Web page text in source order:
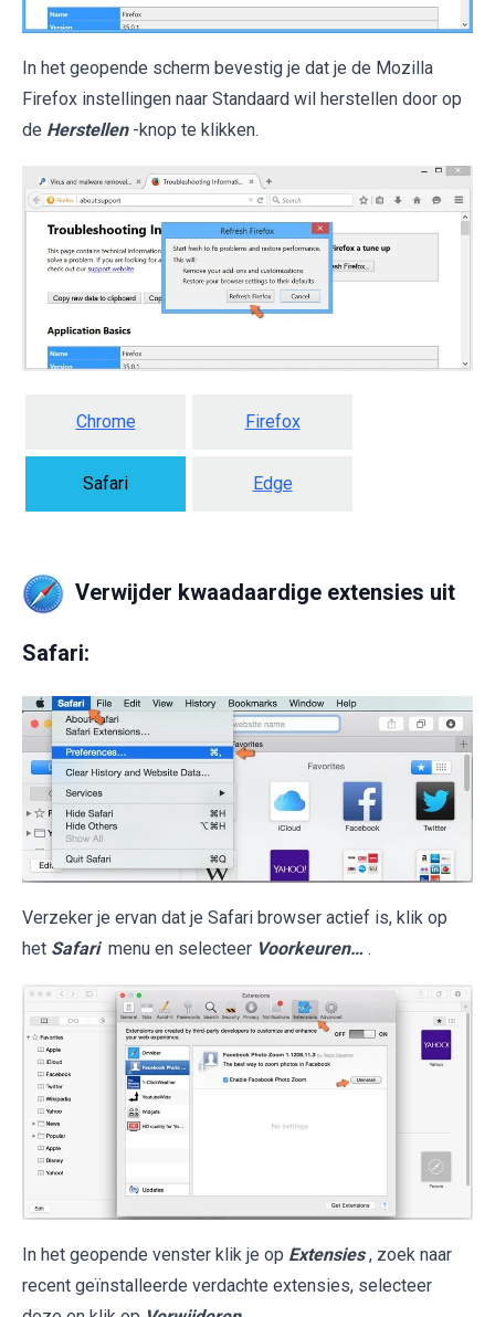
In het geopende scherm bevestig je dat je de Mozilla
Firefox instellingen naar Standaard wil herstellen door op
de Herstellen -knop te klikken.
Chrome Firefox
Safari Edge
Verwijder kwaadaardige extensies uit
Safari:
Verzeker je ervan dat je Safari browser actief is, klik op
het Safari menu en selecteer Voorkeuren… .
In het geopende venster klik je op Extensies , zoek naar
recent geïnstalleerde verdachte extensies, selecteer